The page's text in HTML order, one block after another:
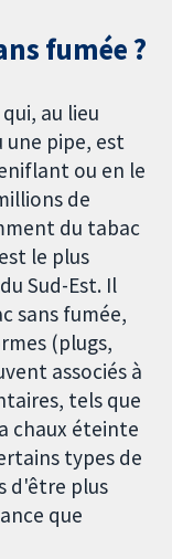
fumée ?
au lieu
pipe, est
ou en le
de
du tabac
le plus
Sud-Est. Il
sans fumée,
(plugs,
associés à
tels que
chaux éteinte
types de
d'être plus
que